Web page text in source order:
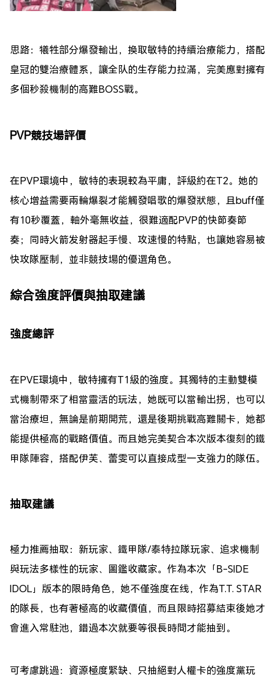
思路：犧牲部分爆發輸出，換取敏特的持續治療能力，搭配
皇冠的雙治療體系，讓全队的生存能力拉滿，完美應對擁有
多個秒殺機制的高難BOSS戰。
PVP競技場評價
在PVP環境中，敏特的表現較為平庸，評級約在T2。她的
核心增益需要兩輪爆裂才能觸發唱歌的爆發狀態，且buff僅
有10秒覆蓋，軸外毫無收益，很難適配PVP的快節奏節
奏；同時火箭发射器起手慢、攻速慢的特點，也讓她容易被
快攻隊壓制，並非競技場的優選角色。
綜合強度評價與抽取建議
強度總評
在PVE環境中，敏特擁有T1級的強度。其獨特的主動雙模
式機制帶來了相當靈活的玩法，她既可以當輸出拐，也可以
當治療坦，無論是前期開荒，還是後期挑戰高難關卡，她都
能提供極高的戰略價值。而且她完美契合本次版本復刻的鐵
甲隊陣容，搭配伊芙、蕾雯可以直接成型一支強力的隊伍。
抽取建議
極力推薦抽取：新玩家、鐵甲隊/泰特拉隊玩家、追求機制
與玩法多樣性的玩家、圖鑑收藏家。作為本次「B-SIDE
IDOL」版本的限時角色，她不僅強度在线，作為T.T. STAR
的隊長，也有著極高的收藏價值，而且限時招募結束後她才
會進入常駐池，錯過本次就要等很長時間才能抽到。
可考慮跳過：資源極度緊缺、只抽絕對人權卡的強度黨玩